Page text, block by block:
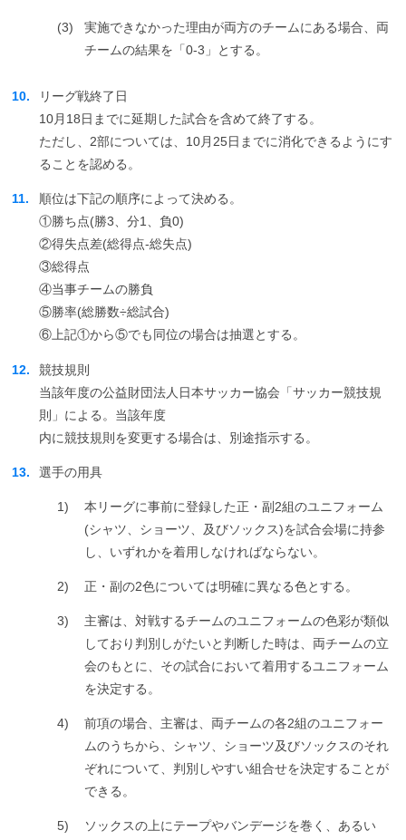
(3)
実施できなかった理由が両方のチームにある場合、両
チームの結果を「0-3」とする。
10.
リーグ戦終了日
10月18日までに延期した試合を含めて終了する。
ただし、2部については、10月25日までに消化できるようにす
ることを認める。
11.
順位は下記の順序によって決める。
①勝ち点(勝3、分1、負0)
②得失点差(総得点-総失点)
③総得点
④当事チームの勝負
⑤勝率(総勝数÷総試合)
⑥上記①から⑤でも同位の場合は抽選とする。
12.
競技規則
当該年度の公益財団法人日本サッカー協会「サッカー競技規
則」による。当該年度
内に競技規則を変更する場合は、別途指示する。
13. 選手の用具
1)
本リーグに事前に登録した正・副2組のユニフォーム
(シャツ、ショーツ、及びソックス)を試合会場に持参
し、いずれかを着用しなければならない。
2) 正・副の2色については明確に異なる色とする。
3)
主審は、対戦するチームのユニフォームの色彩が類似
しており判別しがたいと判断した時は、両チームの立
会のもとに、その試合において着用するユニフォーム
を決定する。
4)
前項の場合、主審は、両チームの各2組のユニフォー
ムのうちから、シャツ、ショーツ及びソックスのそれ
ぞれについて、判別しやすい組合せを決定することが
できる。
5)
ソックスの上にテープやバンデージを巻く、あるい